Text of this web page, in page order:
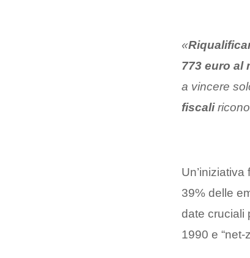
«
773 euro al
a vincere
fiscali
39% delle
date cruciali
1990 e “net-